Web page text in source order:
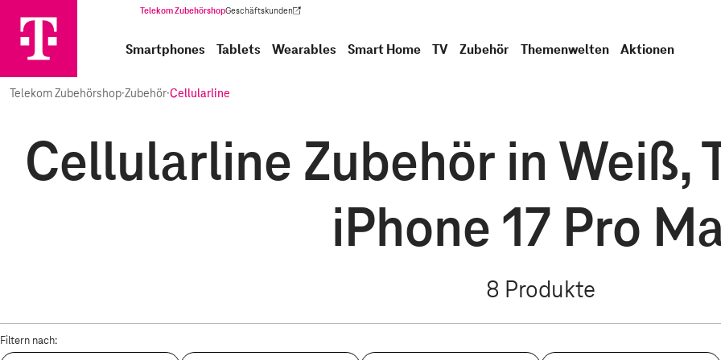
Telekom ZubehörshopGeschäftskunden
(Wird in einem neuen Tab geöffnet)
Smartphones Tablets Wearables Smart Home TV Zubehör Themenwelten Aktionen
Telekom Zubehörshop·Zubehör·Cellularline
Cellularline Zubehör in Weiß,
iPhone 17 Pro
8 Produkte
Filtern nach: